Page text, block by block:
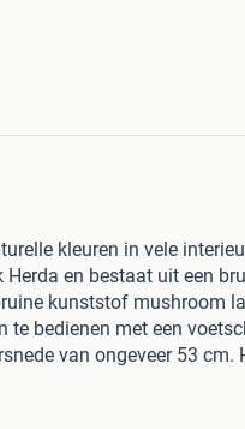
kleuren in vele
Herda en bestaat uit een
kunststof mushroom
bedienen met een
van ongeveer 53
.